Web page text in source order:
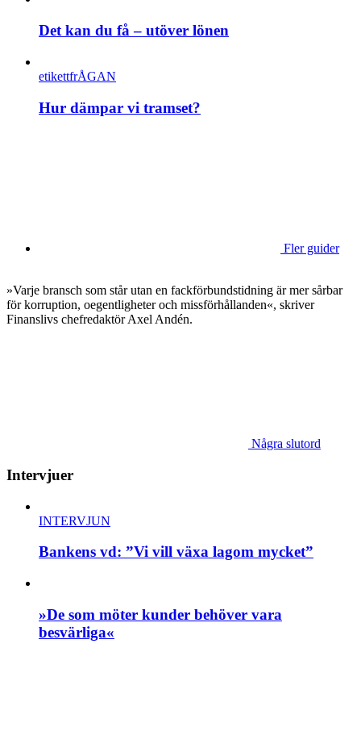
Det kan du få – utöver lönen
etikettfrÅGAN
Hur dämpar vi tramset?
Fler guider
»Varje bransch som står utan en fackförbundstidning är mer sårbar
för korruption, oegentligheter och missförhållanden«, skriver
Finanslivs chefredaktör Axel Andén.
Några slutord
Intervjuer
INTERVJUN
Bankens vd: ”Vi vill växa lagom mycket”
»De som möter kunder behöver vara
besvärliga«